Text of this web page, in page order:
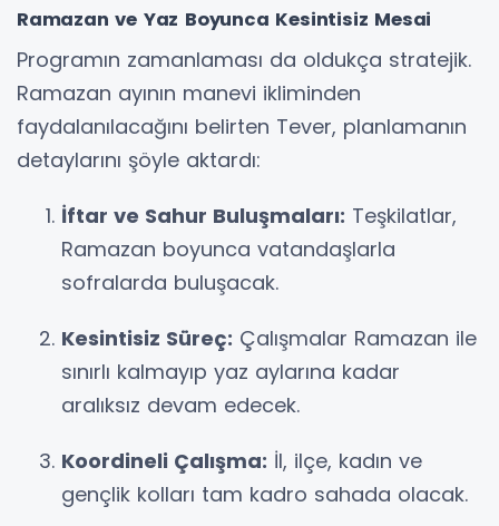
Ramazan ve Yaz Boyunca Kesintisiz Mesai
Programın zamanlaması da oldukça stratejik.
Ramazan ayının manevi ikliminden
faydalanılacağını belirten Tever, planlamanın
detaylarını şöyle aktardı:
İftar ve Sahur Buluşmaları: Teşkilatlar,
Ramazan boyunca vatandaşlarla
sofralarda buluşacak.
Kesintisiz Süreç: Çalışmalar Ramazan ile
sınırlı kalmayıp yaz aylarına kadar
aralıksız devam edecek.
Koordineli Çalışma: İl, ilçe, kadın ve
gençlik kolları tam kadro sahada olacak.